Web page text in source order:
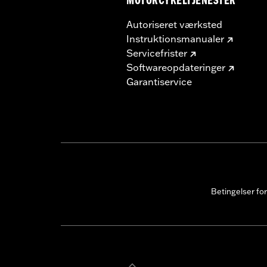
Autoriseret værksted
Instruktionsmanualer
Servicefrister
Softwareopdateringer
Garantiservice
Betingelser